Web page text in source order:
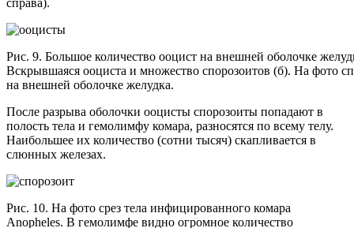
справа).
Рис. 9. Большое количество ооцист на внешней оболочке
Вскрывшаяся ооциста и множество спорозоитов (б). На фото
на внешней оболочке желудка.
После разрыва оболочки ооцисты спорозоиты попадают в
полость тела и гемолимфу комара, разносятся по всему телу.
Наибольшее их количество (сотни тысяч) скапливается в
слюнных железах.
Рис. 10. На фото срез тела инфицированного комара
Anopheles. В гемолимфе видно огромное количество